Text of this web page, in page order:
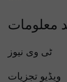
معلومات
ٹی وی نیوز
ویڈیو تجزیات